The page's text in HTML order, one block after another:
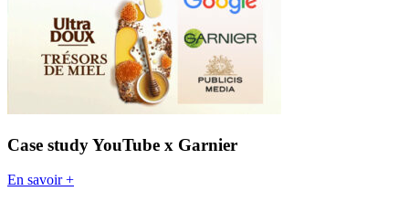
Case study YouTube x Garnier
En savoir +